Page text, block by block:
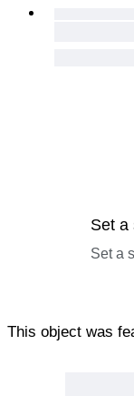
Set a
Set a
This object was